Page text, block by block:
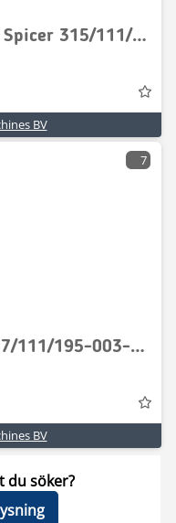
Atlas AR65-8006364-Dana Spicer 315/111/50-Axle/Achse/As
BV
7
Atlas AR65-Spicer Dana 357/111/195-003-Axle housing
BV
du söker?